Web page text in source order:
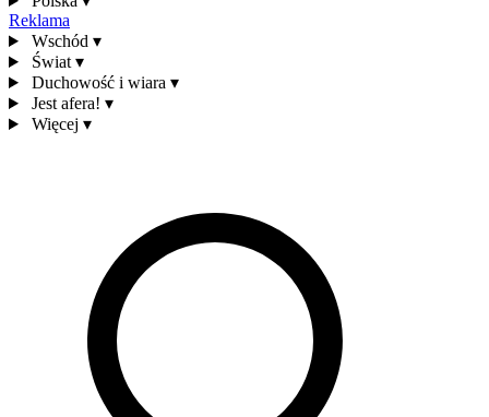
Reklama
Wschód ▾
Świat ▾
Duchowość i wiara ▾
Jest afera! ▾
Więcej ▾